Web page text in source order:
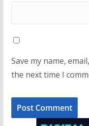
Save my name,
the next time I